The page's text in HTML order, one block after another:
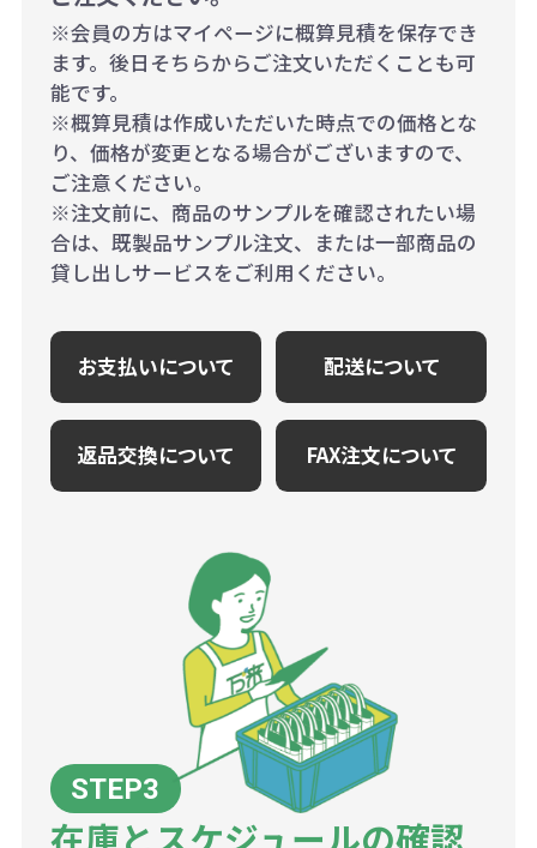
※会員の方はマイページに概算見積を保存でき
ます。後日そちらからご注文いただくことも可
能です。
※概算見積は作成いただいた時点での価格とな
り、価格が変更となる場合がございますので、
ご注意ください。
※注文前に、商品のサンプルを確認されたい場
合は、既製品サンプル注文、または一部商品の
貸し出しサービスをご利用ください。
お支払いについて 配送について
返品交換について FAX注文について